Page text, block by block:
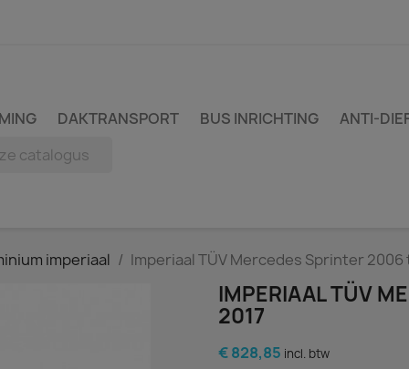
DAKTRANSPORT BUS INRICHTING ANTI-
imperiaal Imperiaal TÜV Mercedes Sprinter 2006
IMPERIAAL TÜV
2017
€ 828,85 incl. btw